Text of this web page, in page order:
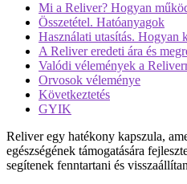
Mi a Reliver? Hogyan
Összetétel. Hatóanyagok
Használati utasítás. Hogyan
A Reliver eredeti ára és
Valódi vélemények a
Orvosok véleménye
Következtetés
GYIK
Reliver egy hatékony kapszula,
egészségének támogatására
segítenek fenntartani és